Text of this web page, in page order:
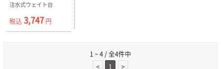
注水式ウェイト台
税込 3,747 円
1 ~ 4 / 全4件中
<
1 >